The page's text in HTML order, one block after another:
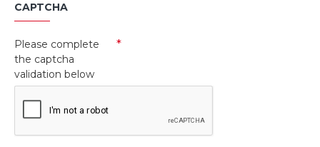
CAPTCHA
Please complete
the captcha
validation below